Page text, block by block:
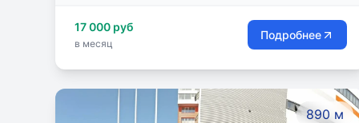
17 000 руб
в месяц
Подробнее
890 м